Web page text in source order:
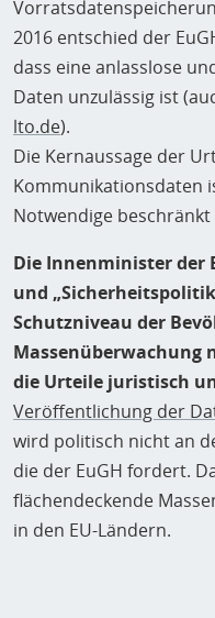
2016 entschied der
dass eine anlasslose
Daten unzulässig ist
lto.de).
Die Kernaussage der
Kommunikationsdaten
Notwendige beschränkt
Die Innenminister der
und
Schutzniveau der
Massenüberwachung
die Urteile juristisch
Veröffentlichung der
wird politisch nicht an
die der EuGH fordert.
flächendeckende
in den EU-Ländern.